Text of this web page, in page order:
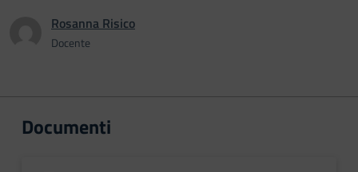
Rosanna Risico
Docente
Documenti